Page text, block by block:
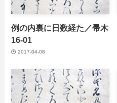
例の内裏に日数経た／帚木
16-01
2017-04-08